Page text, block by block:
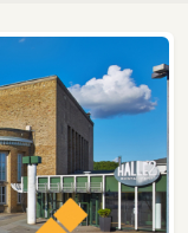
um ...